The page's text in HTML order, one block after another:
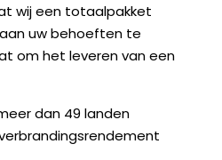
wij een totaalpakket
uw behoeften te
om het leveren van een
dan 49 landen